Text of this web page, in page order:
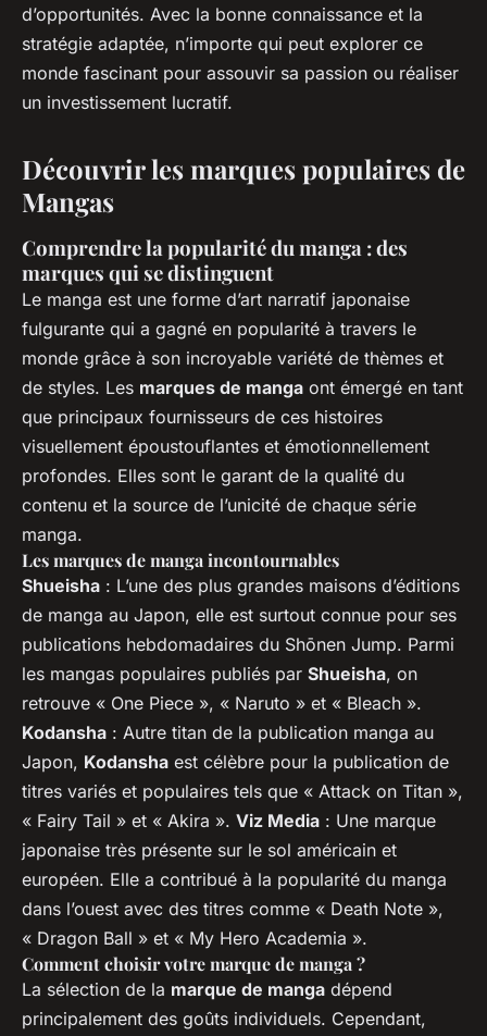
d’opportunités. Avec la bonne connaissance et la
stratégie adaptée, n’importe qui peut explorer ce
monde fascinant pour assouvir sa passion ou réaliser
un investissement lucratif.
Découvrir les marques populaires de
Mangas
Comprendre la popularité du manga : des
marques qui se distinguent
Le manga est une forme d’art narratif japonaise
fulgurante qui a gagné en popularité à travers le
monde grâce à son incroyable variété de thèmes et
de styles. Les marques de manga ont émergé en tant
que principaux fournisseurs de ces histoires
visuellement époustouflantes et émotionnellement
profondes. Elles sont le garant de la qualité du
contenu et la source de l’unicité de chaque série
manga.
Les marques de manga incontournables
Shueisha : L’une des plus grandes maisons d’éditions
de manga au Japon, elle est surtout connue pour ses
publications hebdomadaires du Shōnen Jump. Parmi
les mangas populaires publiés par Shueisha, on
retrouve « One Piece », « Naruto » et « Bleach ».
Kodansha : Autre titan de la publication manga au
Japon, Kodansha est célèbre pour la publication de
titres variés et populaires tels que « Attack on Titan »,
« Fairy Tail » et « Akira ». Viz Media : Une marque
japonaise très présente sur le sol américain et
européen. Elle a contribué à la popularité du manga
dans l’ouest avec des titres comme « Death Note »,
« Dragon Ball » et « My Hero Academia ».
Comment choisir votre marque de manga ?
La sélection de la marque de manga dépend
principalement des goûts individuels. Cependant,